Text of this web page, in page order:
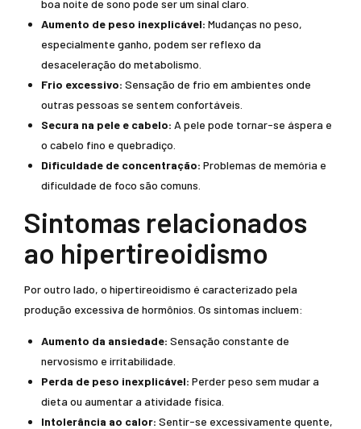
boa noite de sono pode ser um sinal claro.
Aumento de peso inexplicável: Mudanças no peso,
especialmente ganho, podem ser reflexo da
desaceleração do metabolismo.
Frio excessivo: Sensação de frio em ambientes onde
outras pessoas se sentem confortáveis.
Secura na pele e cabelo: A pele pode tornar-se áspera e
o cabelo fino e quebradiço.
Dificuldade de concentração: Problemas de memória e
dificuldade de foco são comuns.
Sintomas relacionados
ao hipertireoidismo
Por outro lado, o hipertireoidismo é caracterizado pela
produção excessiva de hormônios. Os sintomas incluem:
Aumento da ansiedade: Sensação constante de
nervosismo e irritabilidade.
Perda de peso inexplicável: Perder peso sem mudar a
dieta ou aumentar a atividade física.
Intolerância ao calor: Sentir-se excessivamente quente,